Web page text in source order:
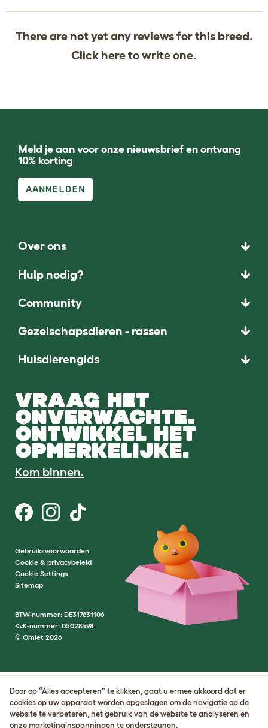
There are not yet any reviews for this breed.
Click hereto write one.
Meld je aan voor onze nieuwsbrief en ontvang
10% korting
AANMELDEN
Over ons
Hulp nodig?
Community
Gezelschapsdieren - rassen
Huisdierengids
VRAAG HET
ONVERWACHTE.
ONTWIKKEL HET
OPMERKELIJKE.
Kom binnen.
Gebruiksvoorwaarden
Cookie & privacybeleid
Cookie Settings
Sitemap
BTW-nummer: DE317631106
KvK-nummer: 05028498
© Omlet 2026
Door op “Alles accepteren” te klikken, gaat u ermee akkoord dat er
cookies op uw apparaat worden opgeslagen om de navigatie op de
website te verbeteren, het gebruik van de website te analyseren en
onze marketinginspanningen te ondersteunen.